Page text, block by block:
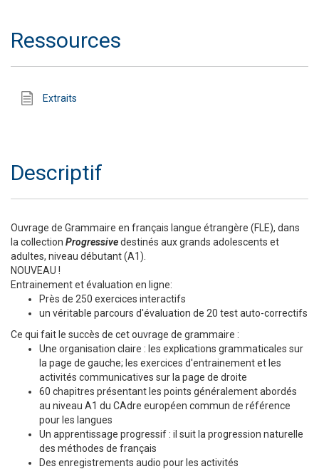
Ressources
Extraits
Descriptif
Ouvrage de Grammaire en français langue étrangère (FLE), dans
la collection Progressivedestinés aux grands adolescents et
adultes, niveau débutant (A1).
NOUVEAU !
Entrainement et évaluation en ligne:
Près de 250 exercices interactifs
un véritable parcours d'évaluation de 20 test auto-correctifs
Ce qui fait le succès de cet ouvrage de grammaire :
Une organisation claire : les explications grammaticales sur
la page de gauche; les exercices d'entrainement et les
activités communicatives sur la page de droite
60 chapitres présentant les points généralement abordés
au niveau A1 du CAdre européen commun de référence
pour les langues
Un apprentissage progressif : il suit la progression naturelle
des méthodes de français
Des enregistrements audio pour les activités